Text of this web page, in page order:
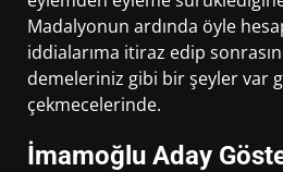
Madalyonun ardında öyle
iddialarıma itiraz edip
demeleriniz gibi bir şeyler var
çekmecelerinde.
İmamoğlu Aday